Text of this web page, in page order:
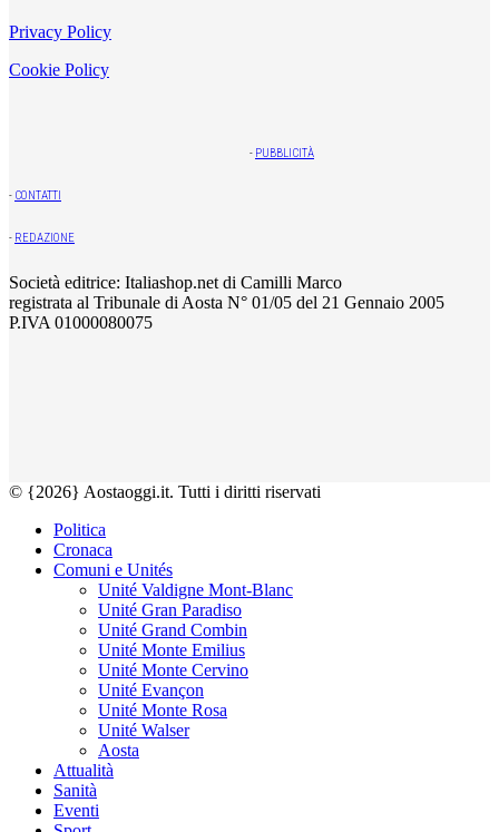
Privacy Policy
Cookie Policy
- PUBBLICITÀ
- CONTATTI
- REDAZIONE
Società editrice: Italiashop.net di Camilli Marco
registrata al Tribunale di Aosta N° 01/05 del 21 Gennaio 2005
P.IVA 01000080075
© {2026} Aostaoggi.it. Tutti i diritti riservati
Politica
Cronaca
Comuni e Unités
Unité Valdigne Mont-Blanc
Unité Gran Paradiso
Unité Grand Combin
Unité Monte Emilius
Unité Monte Cervino
Unité Evançon
Unité Monte Rosa
Unité Walser
Aosta
Attualità
Sanità
Eventi